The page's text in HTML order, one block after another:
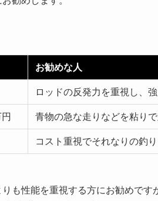
お勧めな人
ロッドの反発力を重視し、
青物の急な走りなどを粘り
コスト重視でそれなりの釣
も性能を重視する方にお勧めです